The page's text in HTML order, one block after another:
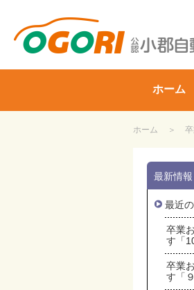
ホーム
ホーム
最新情報
最近
卒業
す「
卒業
す「